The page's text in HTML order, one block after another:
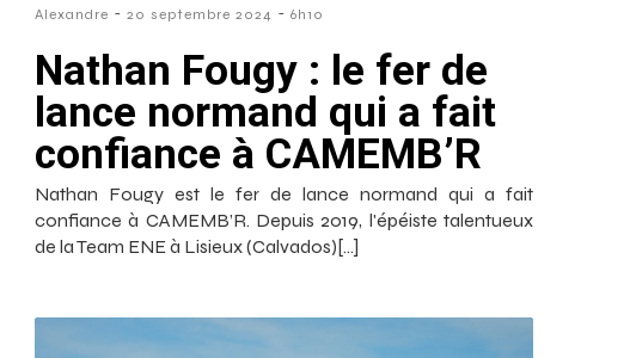
Alexandre - 20 septembre 2024 - 6h10
Nathan Fougy : le fer de
lance normand qui a fait
confiance à CAMEMB’R
Nathan Fougy est le fer de lance normand qui a fait
confiance à CAMEMB’R. Depuis 2019, l'épéiste talentueux
de la Team ENE à Lisieux (Calvados)[…]